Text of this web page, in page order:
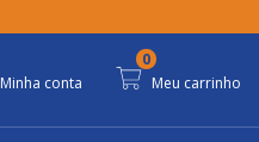
Minha conta Meu carrinho
0